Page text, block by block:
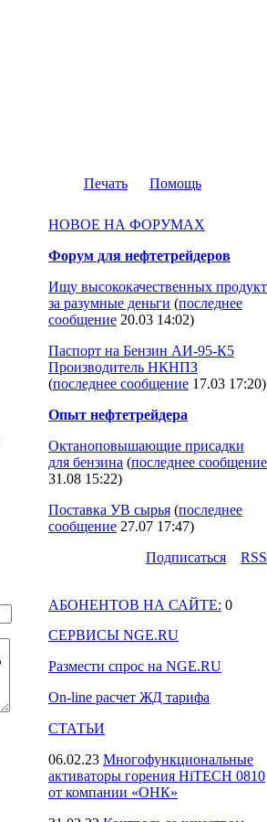
Печать Помощь
НОВОЕ НА ФОРУМАХ
Форум для нефтетрейдеров
Ищу высококачественных продукт
за разумные деньги (последнее
сообщение 20.03 14:02)
Паспорт на Бензин АИ-95-К5
Производитель НКНПЗ
(последнее сообщение 17.03 17:20)
Опыт нефтетрейдера
Октаноповышающие присадки
для бензина (последнее сообщение
31.08 15:22)
Поставка УВ сырья (последнее
сообщение 27.07 17:47)
Подпиcаться
RSS
АБОНЕНТОВ НА САЙТЕ: 0
СЕРВИСЫ NGE.RU
Размести спрос на NGE.RU
On-line расчет ЖД тарифа
СТАТЬИ
06.02.23 Многофункциональные
активаторы горения HiTECH 0810
от компании «ОНК»